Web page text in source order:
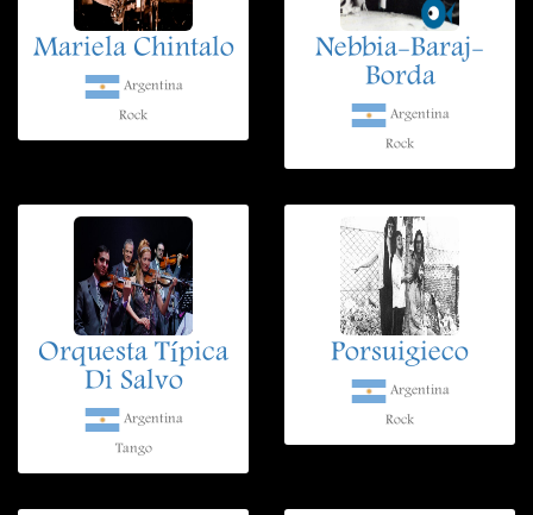
Mariela Chintalo
Argentina
Rock
Nebbia-Baraj-
Borda
Argentina
Rock
Orquesta Típica
Di Salvo
Argentina
Tango
Porsuigieco
Argentina
Rock